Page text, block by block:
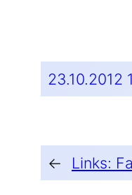
23.10.2012
← Links: